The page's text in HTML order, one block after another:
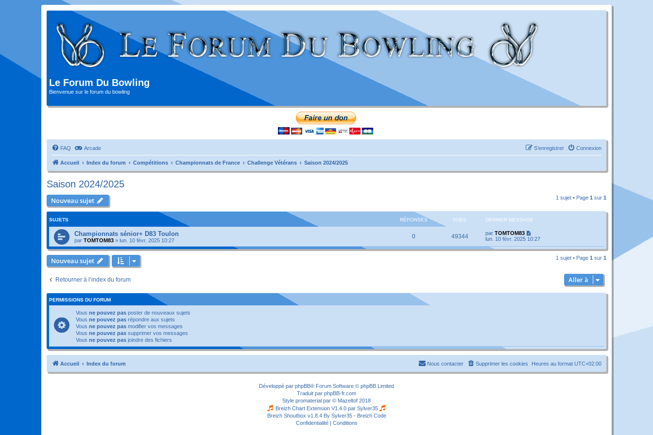
Le Forum Du Bowling
Bienvenue sur le forum du bowling
FAQ Arcade Connexion
S’enregistrer
Accueil Index du forum Compétitions Championnats de France Challenge Vétérans Saison 2024/2025
Saison 2024/2025
Nouveau sujet 1 sujet • Page 1 sur 1
SUJETS RÉPONSES VUES DERNIER MESSAGE
Championnats sénior+ D83 Toulon
par TOMTOM83 » lun. 10 févr. 2025 10:27
0 49344 par TOMTOM83
lun. 10 févr. 2025 10:27
Nouveau sujet 1 sujet • Page 1 sur 1
Retourner à l’index du forum Aller à
PERMISSIONS DU FORUM
Vous ne pouvez pas poster de nouveaux sujets
Vous ne pouvez pas répondre aux sujets
Vous ne pouvez pas modifier vos messages
Vous ne pouvez pas supprimer vos messages
Vous ne pouvez pas joindre des fichiers
Accueil Index du forum Heures au format UTC+02:00
Supprimer les cookies
Nous contacter
Développé par phpBB® Forum Software © phpBB Limited
Traduit par phpBB-fr.com
Style promaterial par © Mazeltof 2018
Breizh Chart Extension V1.4.0 par Sylver35
Breizh Shoutbox v1.8.4 By Sylver35 - Breizh Code
Confidentialité| Conditions